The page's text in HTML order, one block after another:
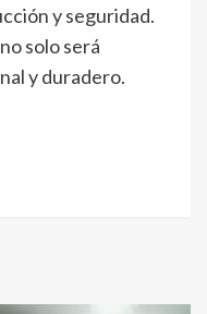
y seguridad.
solo será
y duradero.